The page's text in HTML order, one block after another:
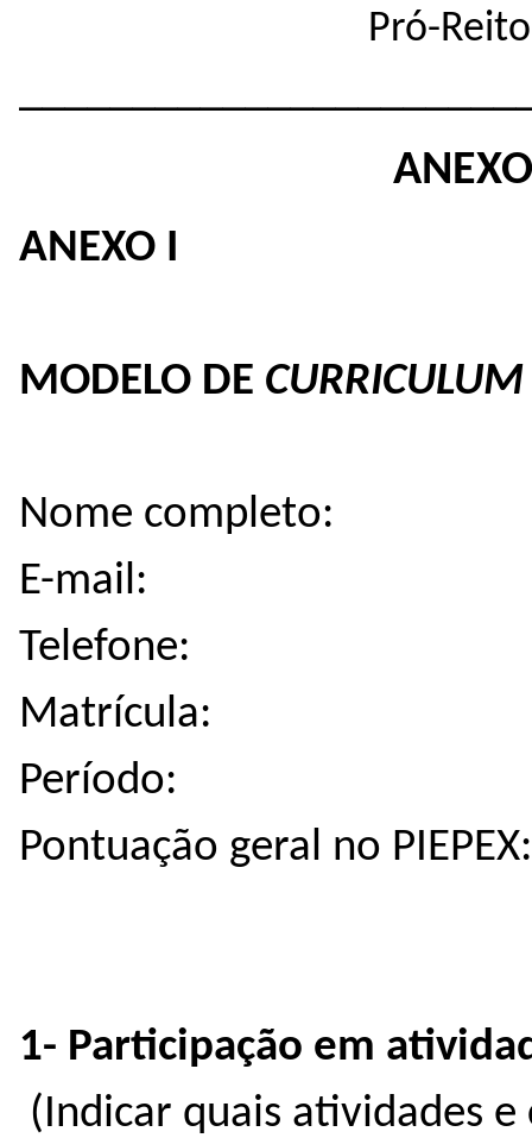
Pró-
ANEXO I
MODELO DE
Nome completo:
E-mail:
Telefone:
Matrícula:
Período:
Pontuação geral no PIEPEX:
1- Participação em
(Indicar quais atividades